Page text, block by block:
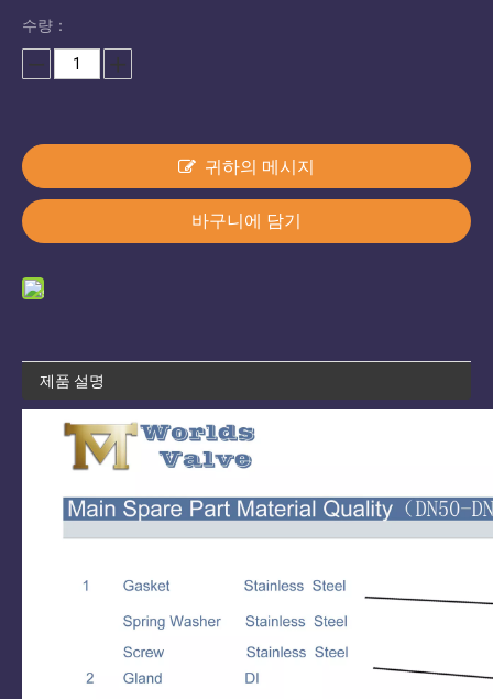
수량：
귀하의 메시지
바구니에 담기
제품 설명